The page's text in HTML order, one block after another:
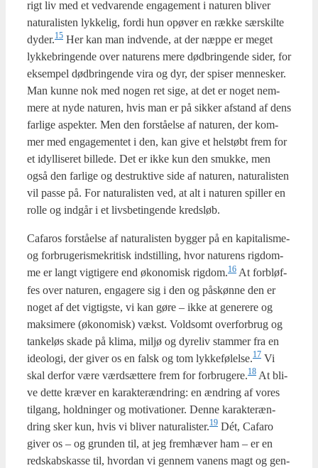
rigt liv med et ved­va­ren­de enga­ge­ment i natu­ren bli­ver
natu­ra­li­sten lyk­ke­lig, for­di hun opø­ver en ræk­ke sær­skil­te
dyder.15 Her kan man ind­ven­de, at der næp­pe er meget
lyk­ke­brin­gen­de over natu­rens mere død­brin­gen­de sider, for
eksem­pel død­brin­gen­de vira og dyr, der spi­ser men­ne­sker.
Man kun­ne nok med nogen ret sige, at det er noget nem­
me­re at nyde natu­ren, hvis man er på sik­ker afstand af dens
far­li­ge aspek­ter. Men den for­stå­el­se af natu­ren, der kom­
mer med enga­ge­men­tet i den, kan give et hel­støbt frem for
et idyl­li­se­ret bil­le­de. Det er ikke kun den smuk­ke, men
også den far­li­ge og destruk­ti­ve side af natu­ren, natu­ra­li­sten
vil pas­se på. For natu­ra­li­sten ved, at alt i natu­ren spil­ler en
rol­le og ind­går i et livs­be­tin­gen­de kredsløb.
Cafa­ros for­stå­el­se af natu­ra­li­sten byg­ger på en kapi­ta­lis­me-
og for­bru­geris­me­kri­tisk indstil­ling, hvor natu­rens rig­dom­
me er langt vig­ti­ge­re end øko­no­misk rigdom.16 At for­bløf­
fes over natu­ren, enga­ge­re sig i den og pås­køn­ne den er
noget af det vig­tig­ste, vi kan gøre – ikke at gene­re­re og
mak­si­me­re (øko­no­misk) vækst. Vold­somt over­for­brug og
tan­ke­løs ska­de på kli­ma, mil­jø og dyre­liv stam­mer fra en
ide­o­lo­gi, der giver os en falsk og tom lykkefølelse.17 Vi
skal der­for være værds­æt­te­re frem for forbrugere.18 At bli­
ve det­te kræ­ver en karak­teræn­dring: en ændring af vores
til­gang, hold­nin­ger og moti­va­tio­ner. Den­ne karak­teræn­
dring sker kun, hvis vi bli­ver naturalister.19 Dét, Cafa­ro
giver os – og grun­den til, at jeg frem­hæ­ver ham – er en
red­skabs­kas­se til, hvor­dan vi gen­nem vanens magt og gen­